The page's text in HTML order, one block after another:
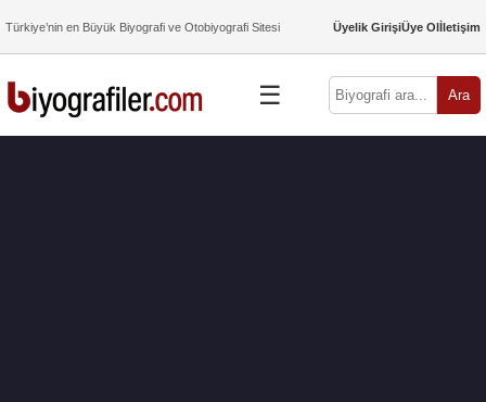
Türkiye’nin en Büyük Biyografi ve Otobiyografi Sitesi Üyelik GirişiÜye Olİletişim
☰ Ara